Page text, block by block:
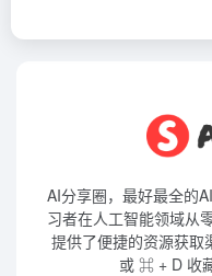
AI分享圈，最好最全的
习者在人工智能领域从
提供了便捷的资源获取
或 ⌘ + D 收